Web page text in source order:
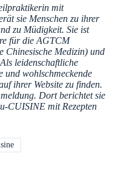
mit
sie Menschen zu ihrer
zu Müdigkeit. Sie ist
für die AGTCM
Chinesische Medizin) und
leidenschaftliche
und wohlschmeckende
ihrer Website zu finden.
Dort berichtet sie
CUISINE mit Rezepten